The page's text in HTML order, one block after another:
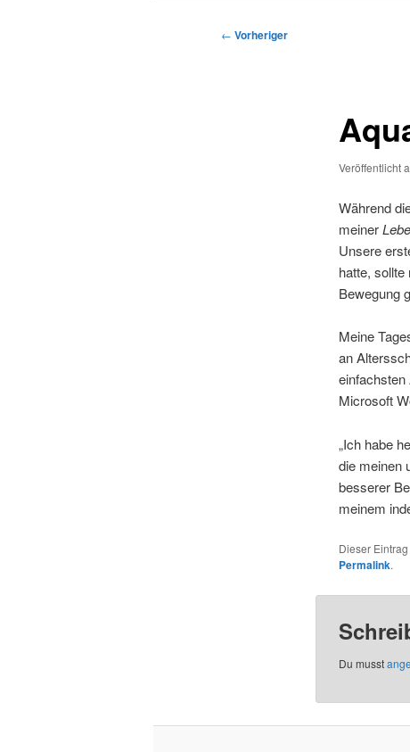
Beitragsnavigation
← Vorheriger
Veröffentlicht
Während
meiner
Unsere
hatte,
Bewegung
Meine
an
einfachsten
Microsoft
„Ich habe
die meinen
besserer
meinem
Dieser
Permalink.
Du musst